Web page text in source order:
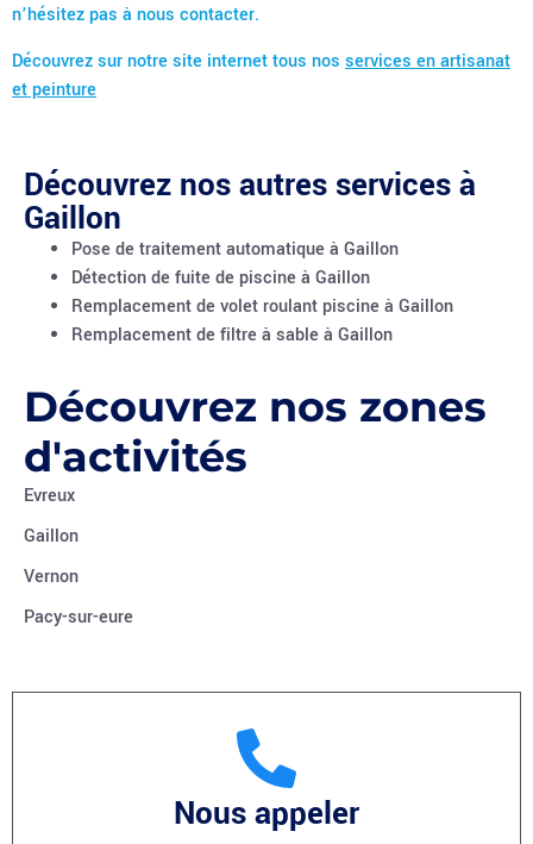
n’hésitez pas à nous contacter.
Découvrez sur notre site internet tous nos services en artisanat
et peinture
Découvrez nos autres services à
Gaillon
Pose de traitement automatique à Gaillon
Détection de fuite de piscine à Gaillon
Remplacement de volet roulant piscine à Gaillon
Remplacement de filtre à sable à Gaillon
Découvrez nos zones
d'activités
Evreux
Gaillon
Vernon
Pacy-sur-eure
Nous appeler